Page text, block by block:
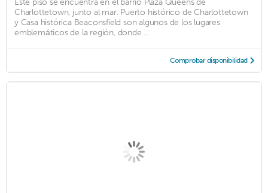
Charlottetown, junto al mar. Puerto histórico de Charlottetown
y Casa histórica Beaconsfield son algunos de los lugares
emblemáticos de la región, donde ...
Comprobar disponibilidad